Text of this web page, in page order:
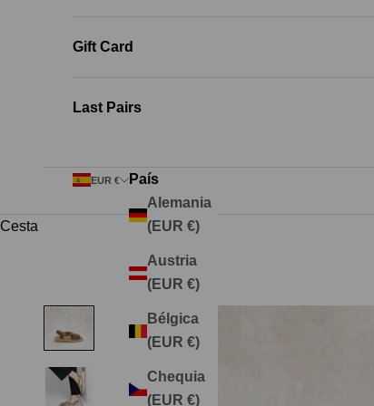
Gift Card
Last Pairs
EUR €
País
Alemania
(EUR €)
Austria
(EUR €)
Bélgica
(EUR €)
Chequia
(EUR €)
Cesta